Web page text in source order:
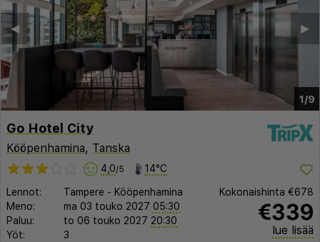
1/9
▶︎
◀︎
Go Hotel City
Kööpenhamina, Tanska
4,0/5 14°C
Lennot: Tampere - Kööpenhamina
Meno:
ma 03 touko 2027 05:30
Paluu:
to 06 touko 2027 20:30
Yöt:
3
Kokonaishinta €678
€339
lue lisää